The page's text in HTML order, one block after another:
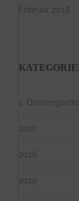
Februar 2018
1.
2010
2018
2019